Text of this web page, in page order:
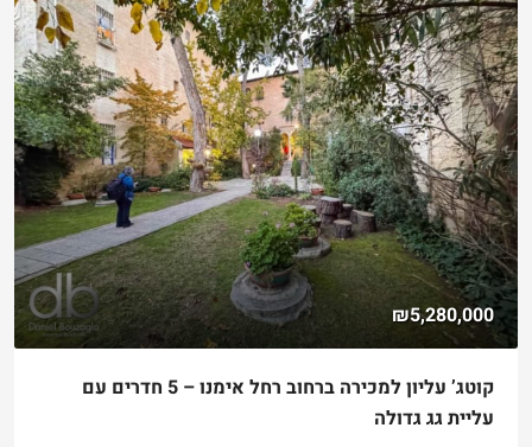
₪4,750,000
למכירה דירת גן שקטה ונגישה במלואה בקטמון הישנה
Hizkiyahu HaMelech Street, Jerusalem, Israel